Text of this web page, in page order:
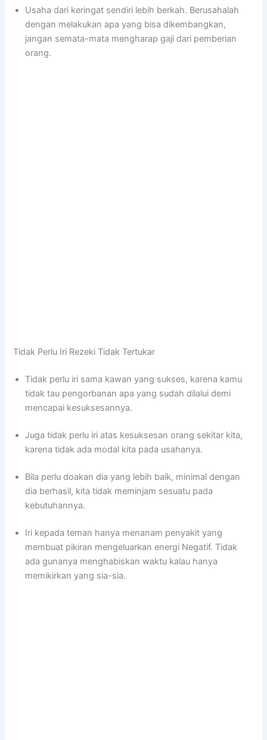
Usaha dari keringat sendiri lebih berkah. Berusahalah
dengan melakukan apa yang bisa dikembangkan,
jangan semata-mata mengharap gaji dari pemberian
orang.
Tidak Perlu Iri Rezeki Tidak Tertukar
Tidak perlu iri sama kawan yang sukses, karena kamu
tidak tau pengorbanan apa yang sudah dilalui demi
mencapai kesuksesannya.
Juga tidak perlu iri atas kesuksesan orang sekitar kita,
karena tidak ada modal kita pada usahanya.
Bila perlu doakan dia yang lebih baik, minimal dengan
dia berhasil, kita tidak meminjam sesuatu pada
kebutuhannya.
Iri kepada teman hanya menanam penyakit yang
membuat pikiran mengeluarkan energi Negatif. Tidak
ada gunanya menghabiskan waktu kalau hanya
memikirkan yang sia-sia.